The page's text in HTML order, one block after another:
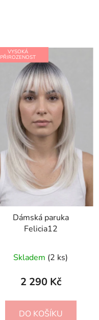
VYSOKÁ
PŘIROZENOST
Dámská paruka
Felicia12
Skladem (2 ks)
2 290 Kč
DO KOŠÍKU